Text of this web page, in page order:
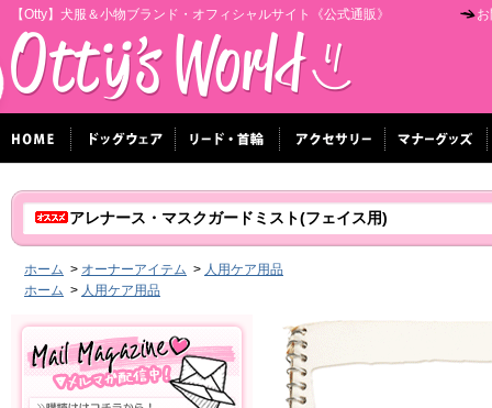
【Otty】犬服＆小物ブランド・オフィシャルサイト《公式通販》
アレナース・マスクガードミスト(フェイス用)
ホーム > オーナーアイテム > 人用ケア用品
ホーム > 人用ケア用品